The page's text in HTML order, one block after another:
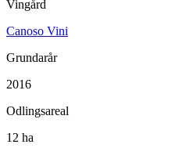
Vingård
Canoso Vini
Grundarår
2016
Odlingsareal
12 ha